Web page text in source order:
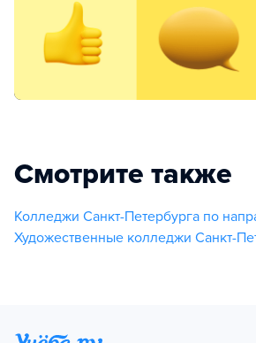
Смотрите также
Колледжи Санкт-Петербурга по
Художественные колледжи Санкт-